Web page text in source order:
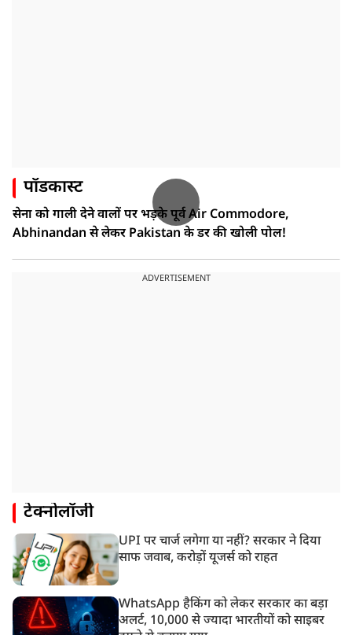
पॉडकास्ट
सेना को गाली देने वालों पर भड़के पूर्व Air Commodore,
Abhinandan से लेकर Pakistan के डर की खोली पोल!
ADVERTISEMENT
टेक्नोलॉजी
UPI पर चार्ज लगेगा या नहीं? सरकार ने दिया
साफ जवाब, करोड़ों यूजर्स को राहत
WhatsApp हैकिंग को लेकर सरकार का बड़ा
अलर्ट, 10,000 से ज्यादा भारतीयों को साइबर